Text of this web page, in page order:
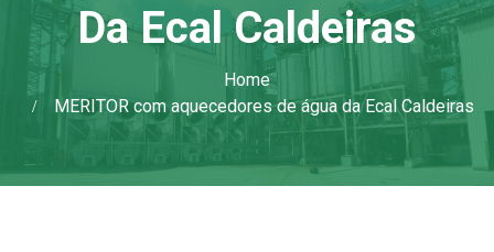
Da Ecal Caldeiras
Home
MERITOR com aquecedores de água da Ecal Caldeiras